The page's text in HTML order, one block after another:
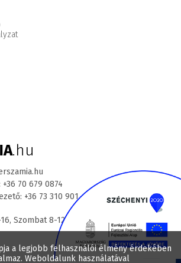
a legjobb felhasználói élmény érdekében
Weboldalunk használatával
.hu
+36 70 679 0874
+36 73 310 901
Szombat 8-12